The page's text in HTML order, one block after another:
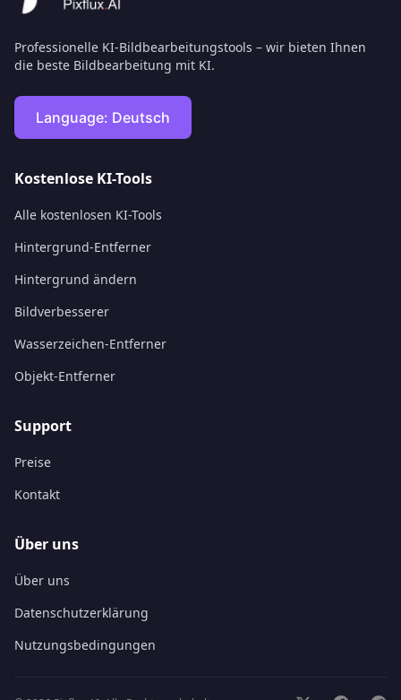
Professionelle KI-Bildbearbeitungstools – wir bieten Ihnen
die beste Bildbearbeitung mit KI.
Language: Deutsch
Kostenlose KI-Tools
Alle kostenlosen KI-Tools
Hintergrund-Entferner
Hintergrund ändern
Bildverbesserer
Wasserzeichen-Entferner
Objekt-Entferner
Support
Preise
Kontakt
Über uns
Über uns
Datenschutzerklärung
Nutzungsbedingungen